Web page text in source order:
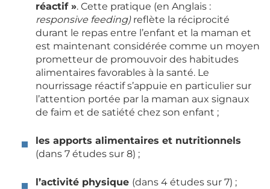
réactif ». Cette pratique (en Anglais :
responsive feeding) reflète la réciprocité
durant le repas entre l’enfant et la maman et
est maintenant considérée comme un moyen
prometteur de promouvoir des habitudes
alimentaires favorables à la santé. Le
nourrissage réactif s’appuie en particulier sur
l’attention portée par la maman aux signaux
de faim et de satiété chez son enfant ;
les apports alimentaires et nutritionnels
(dans 7 études sur 8) ;
l’activité physique (dans 4 études sur 7) ;